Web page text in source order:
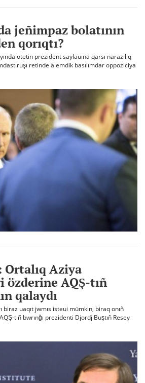
jeñimpaz bolatının
qorıqtı?
ötetin prezident saylauına qarsı narazılıq
retinde älemdik basılımdar oppoziciya
Ortalıq Aziya
AQŞ-tıñ
qalaydı
biraz uaqıt jwmıs isteui mümkin, biraq onıñ
tıñ bwrınğı prezidenti Djordj Buştıñ Resey